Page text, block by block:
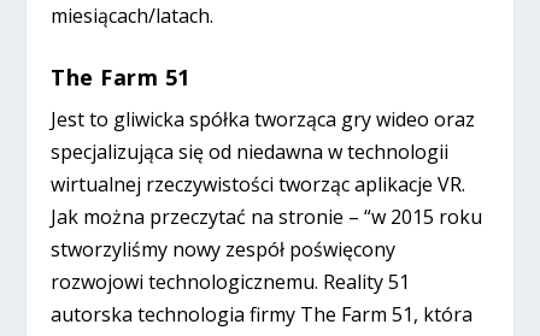
miesiącach/latach.
The Farm 51
Jest to gliwicka spółka tworząca gry wideo oraz
specjalizująca się od niedawna w technologii
wirtualnej rzeczywistości tworząc aplikacje VR.
Jak można przeczytać na stronie – “w 2015 roku
stworzyliśmy nowy zespół poświęcony
rozwojowi technologicznemu. Reality 51
autorska technologia firmy The Farm 51, która